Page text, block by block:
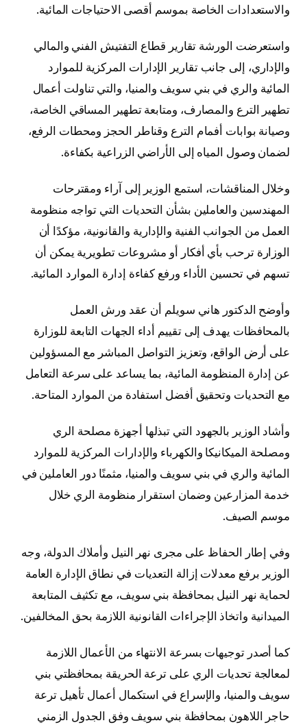
والاستعدادات الخاصة بموسم أقصى الاحتياجات المائية.
واستعرضت الورشة تقارير قطاع التفتيش الفني والمالي
والإداري، إلى جانب تقارير الإدارات المركزية للموارد
المائية والري في بني سويف والمنيا، والتي تناولت أعمال
تطهير الترع والمصارف، ومتابعة تطهير المساقي الخاصة،
وصيانة بوابات أفمام الترع وقناطر الحجز ومحطات الرفع،
لضمان وصول المياه إلى الأراضي الزراعية بكفاءة.
وخلال المناقشات، استمع الوزير إلى آراء ومقترحات
المهندسين والعاملين بشأن التحديات التي تواجه منظومة
العمل من الجوانب الفنية والإدارية والقانونية، مؤكدًا أن
الوزارة ترحب بأي أفكار أو مشروعات تطويرية يمكن أن
تسهم في تحسين الأداء ورفع كفاءة إدارة الموارد المائية.
وأوضح الدكتور هاني سويلم أن عقد ورش العمل
بالمحافظات يهدف إلى تقييم أداء الجهات التابعة للوزارة
على أرض الواقع، وتعزيز التواصل المباشر مع المسؤولين
عن إدارة المنظومة المائية، بما يساعد على سرعة التعامل
مع التحديات وتحقيق أفضل استفادة من الموارد المتاحة.
وأشاد الوزير بالجهود التي تبذلها أجهزة مصلحة الري
ومصلحة الميكانيكا والكهرباء والإدارات المركزية للموارد
المائية والري في بني سويف والمنيا، مثمنًا دور العاملين في
خدمة المزارعين وضمان استقرار منظومة الري خلال
موسم الصيف.
وفي إطار الحفاظ على مجرى نهر النيل وأملاك الدولة، وجه
الوزير برفع معدلات إزالة التعديات في نطاق الإدارة العامة
لحماية نهر النيل بمحافظة بني سويف، مع تكثيف المتابعة
الميدانية واتخاذ الإجراءات القانونية اللازمة بحق المخالفين.
كما أصدر توجيهات بسرعة الانتهاء من الأعمال اللازمة
لمعالجة تحديات الري على ترعة الحريقة بمحافظتي بني
سويف والمنيا، والإسراع في استكمال أعمال تأهيل ترعة
حاجر اللاهون بمحافظة بني سويف وفق الجدول الزمني